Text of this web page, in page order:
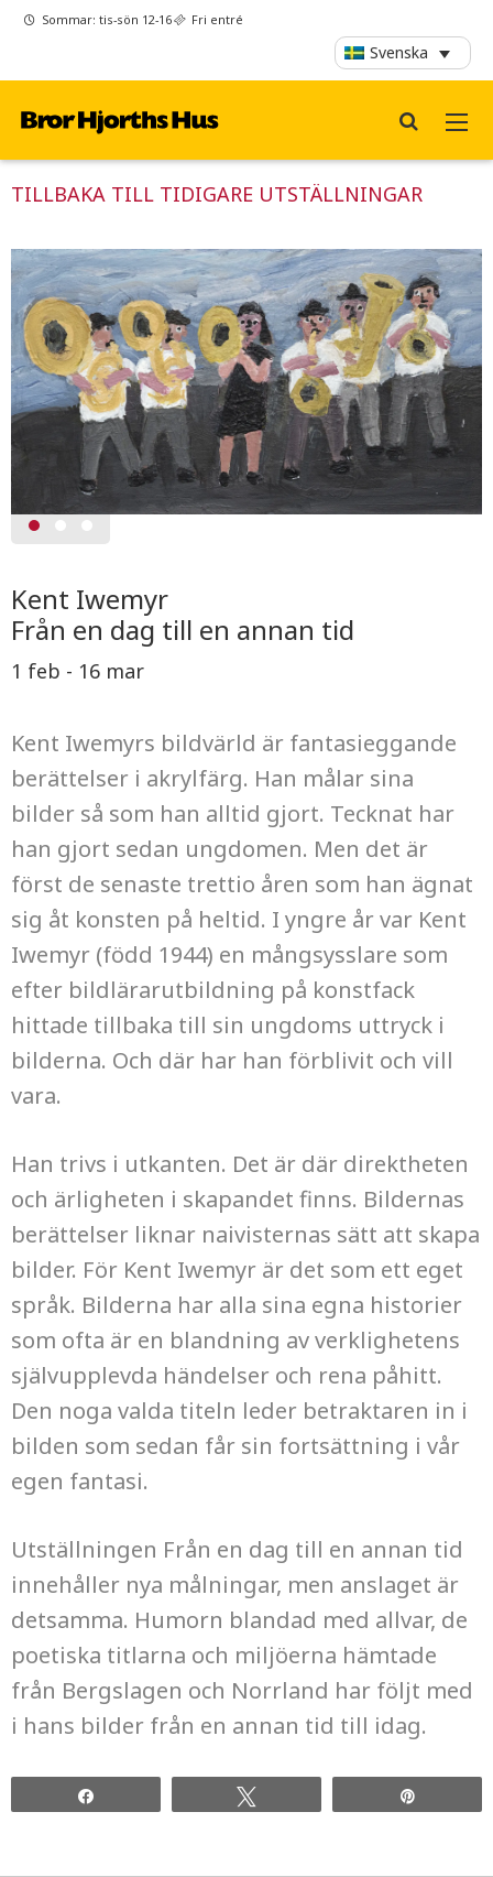
Sommar: tis-sön 12-16 Fri entré
Svenska
TILLBAKA TILL TIDIGARE UTSTÄLLNINGAR
Kent Iwemyr
Från en dag till en annan tid
1 feb - 16 mar
Kent Iwemyrs bildvärld är fantasieggande
berättelser i akrylfärg. Han målar sina
bilder så som han alltid gjort. Tecknat har
han gjort sedan ungdomen. Men det är
först de senaste trettio åren som han ägnat
sig åt konsten på heltid. I yngre år var Kent
Iwemyr (född 1944) en mångsysslare som
efter bildlärarutbildning på konstfack
hittade tillbaka till sin ungdoms uttryck i
bilderna. Och där har han förblivit och vill
vara.
Han trivs i utkanten. Det är där direktheten
och ärligheten i skapandet finns. Bildernas
berättelser liknar naivisternas sätt att skapa
bilder. För Kent Iwemyr är det som ett eget
språk. Bilderna har alla sina egna historier
som ofta är en blandning av verklighetens
självupplevda händelser och rena påhitt.
Den noga valda titeln leder betraktaren in i
bilden som sedan får sin fortsättning i vår
egen fantasi.
Utställningen Från en dag till en annan tid
innehåller nya målningar, men anslaget är
detsamma. Humorn blandad med allvar, de
poetiska titlarna och miljöerna hämtade
från Bergslagen och Norrland har följt med
i hans bilder från en annan tid till idag.